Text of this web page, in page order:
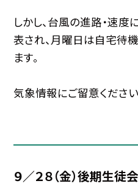
しかし、台風の進路・速度
表され、月曜日は自宅待
ます。
気象情報にご留意ください
９／２８（金）後期生徒